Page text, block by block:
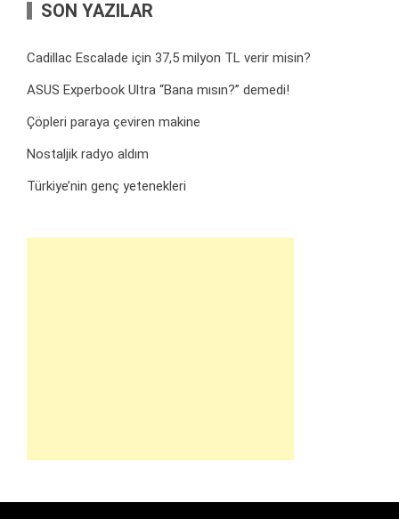
SON YAZILAR
Cadillac Escalade için 37,5 milyon TL verir misin?
ASUS Experbook Ultra “Bana mısın?” demedi!
Çöpleri paraya çeviren makine
Nostaljik radyo aldım
Türkiye’nin genç yetenekleri